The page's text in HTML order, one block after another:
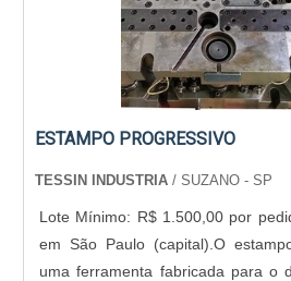
ESTAMPO PROGRESSIVO
TESSIN INDUSTRIA/ SUZANO - SP
Lote Mínimo: R$ 1.500,00 por
em São Paulo (capital).O
uma ferramenta fabricada para o